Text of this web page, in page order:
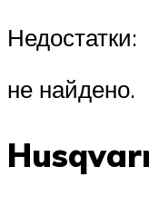
Недостатки:
не найдено.